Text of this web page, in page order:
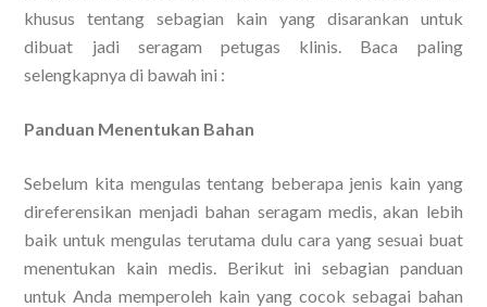
khusus tentang sebagian kain yang disarankan untuk
dibuat jadi seragam petugas klinis. Baca paling
selengkapnya di bawah ini :
Panduan Menentukan Bahan
Sebelum kita mengulas tentang beberapa jenis kain yang
direferensikan menjadi bahan seragam medis, akan lebih
baik untuk mengulas terutama dulu cara yang sesuai buat
menentukan kain medis. Berikut ini sebagian panduan
untuk Anda memperoleh kain yang cocok sebagai bahan